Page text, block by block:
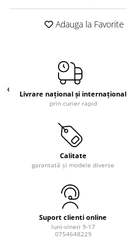
Adauga la Favorite
Livrare național și internațional
prin curier rapid
Calitate
garantată și modele diverse
Suport clienti online
luni-vineri 9-17
0754648229